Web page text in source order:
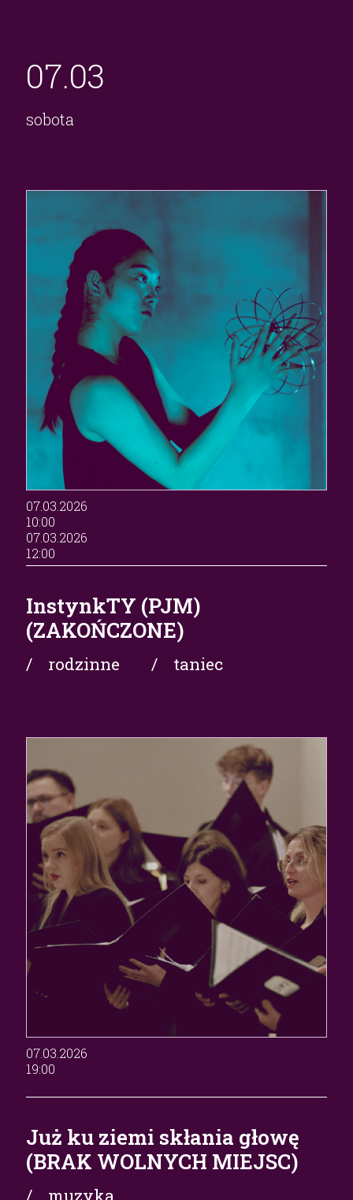
07.03
sobota
07.03.2026
10:00
07.03.2026
12:00
InstynkTY (PJM)
(ZAKOŃCZONE)
/ rodzinne / taniec
07.03.2026
19:00
Już ku ziemi skłania głowę
(BRAK WOLNYCH MIEJSC)
/ muzyka